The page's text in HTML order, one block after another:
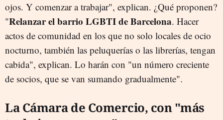
ojos. Y comenzar a trabajar", explican. ¿Qué proponen?
"Relanzar el barrio LGBTI de Barcelona. Hacer
actos de comunidad en los que no solo locales de ocio
nocturno, también las peluquerías o las librerías, tengan
cabida", explican. Lo harán con "un número creciente
de socios, que se van sumando gradualmente".
La Cámara de Comercio, con "más